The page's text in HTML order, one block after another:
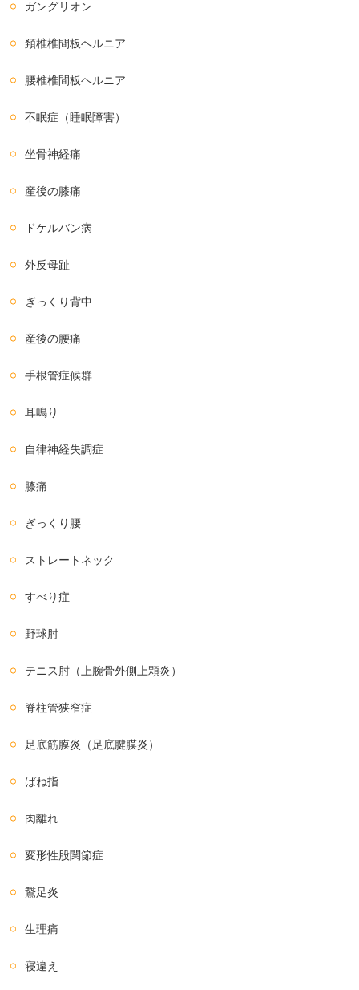
ガングリオン
頚椎椎間板ヘルニア
腰椎椎間板ヘルニア
不眠症（睡眠障害）
坐骨神経痛
産後の膝痛
ドケルバン病
外反母趾
ぎっくり背中
産後の腰痛
手根管症候群
耳鳴り
自律神経失調症
膝痛
ぎっくり腰
ストレートネック
すべり症
野球肘
テニス肘（上腕骨外側上顆炎）
脊柱管狭窄症
足底筋膜炎（足底腱膜炎）
ばね指
肉離れ
変形性股関節症
鵞足炎
生理痛
寝違え